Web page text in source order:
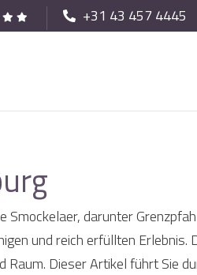
+31 43 457 4445
darunter
und reich erfüllten Erlebnis.
Dieser Artikel führt Sie